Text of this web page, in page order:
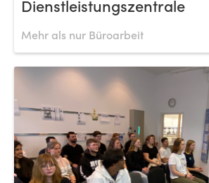
Dienstleistungszentrale
Mehr als nur Büroarbeit